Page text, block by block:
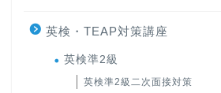
英検・TEAP対策講座
英検準2級
英検準2級二次面接対策